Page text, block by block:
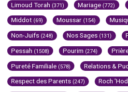
Limoud Torah (371) Mariage (772)
Middot (69) Moussar (154)
Non-Juifs (248) Nos Sages (131)
Pessah (1508) Pourim (274)
Pureté Familiale (578) Relations &
Respect des Parents (247) Roch